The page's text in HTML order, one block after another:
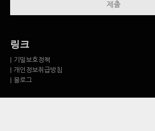
제출
링크
| 기밀보호정책
| 개인정보취급방침
| 블로그